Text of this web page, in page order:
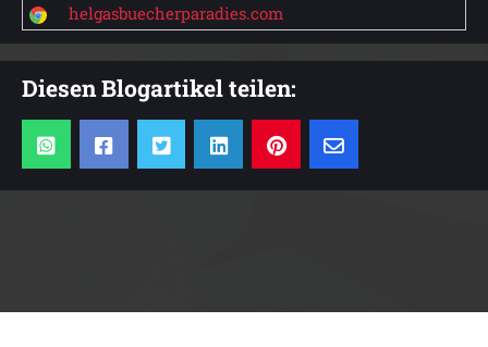
helgasbuecherparadies.com
Diesen Blogartikel teilen: